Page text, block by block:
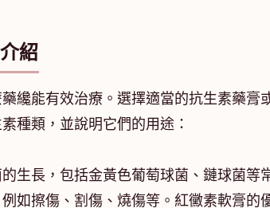
紹
纔能有效治療。選擇適當的抗生素藥膏
種類，並說明它們的用途：
生長，包括金黃色葡萄球菌、鏈球菌等
如擦傷、割傷、燒傷等。紅黴素軟膏的